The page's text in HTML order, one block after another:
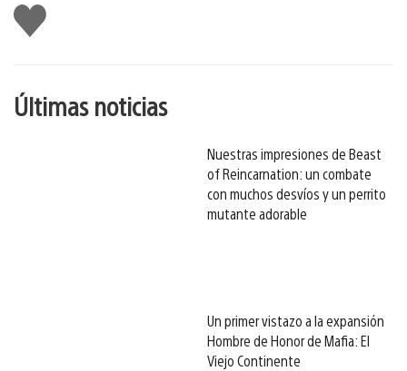
Me
gusta
Últimas noticias
Nuestras impresiones de Beast
of Reincarnation: un combate
con muchos desvíos y un perrito
mutante adorable
Un primer vistazo a la expansión
Hombre de Honor de Mafia: El
Viejo Continente